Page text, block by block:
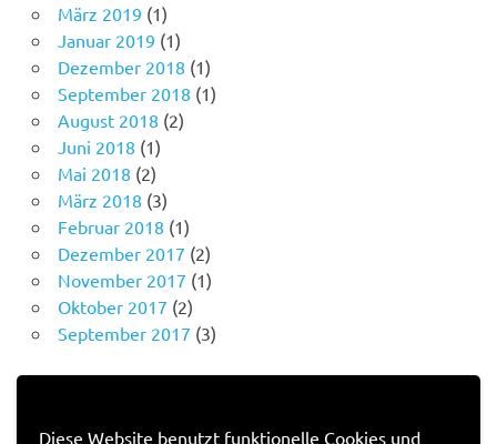
Diese Website benutzt funktionelle Cookies und
März 2019 (1)
Januar 2019 (1)
Dezember 2018 (1)
September 2018 (1)
August 2018 (2)
Juni 2018 (1)
Mai 2018 (2)
März 2018 (3)
Februar 2018 (1)
Dezember 2017 (2)
November 2017 (1)
Oktober 2017 (2)
September 2017 (3)